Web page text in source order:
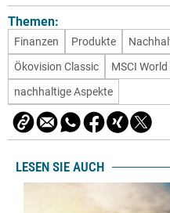
Themen:
Finanzen Produkte
Ökovision Classic
MSCI World
nachhaltige Aspekte
LESEN SIE AUCH